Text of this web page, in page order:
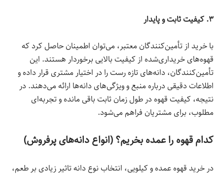
۳. کیفیت ثابت و پایدار
با خرید از تأمین‌کنندگان معتبر، می‌توان اطمینان حاصل کرد که
قهوه‌های خریداری‌شده از کیفیت بالایی برخوردار هستند. این
تأمین‌کنندگان، دانه‌های تازه رست را در اختیار مشتری قرار داده و
اطلاعات دقیقی درباره منبع و ویژگی‌های دانه‌ها ارائه می‌دهند. در
نتیجه، کیفیت قهوه در طول زمان ثابت باقی مانده و تجربه‌ای
مطلوب، برای مشتریان فراهم می‌شود.
کدام قهوه را عمده بخریم؟ (انواع دانه‌های پرفروش)
در خرید قهوه عمده و کیلویی، انتخاب نوع دانه تاثیر زیادی بر طعم،